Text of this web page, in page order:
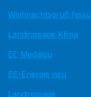
Weihnachtsgruß hissu
Landingpage Klima
EE Medatsu
EE-Energie neu
Landingpage